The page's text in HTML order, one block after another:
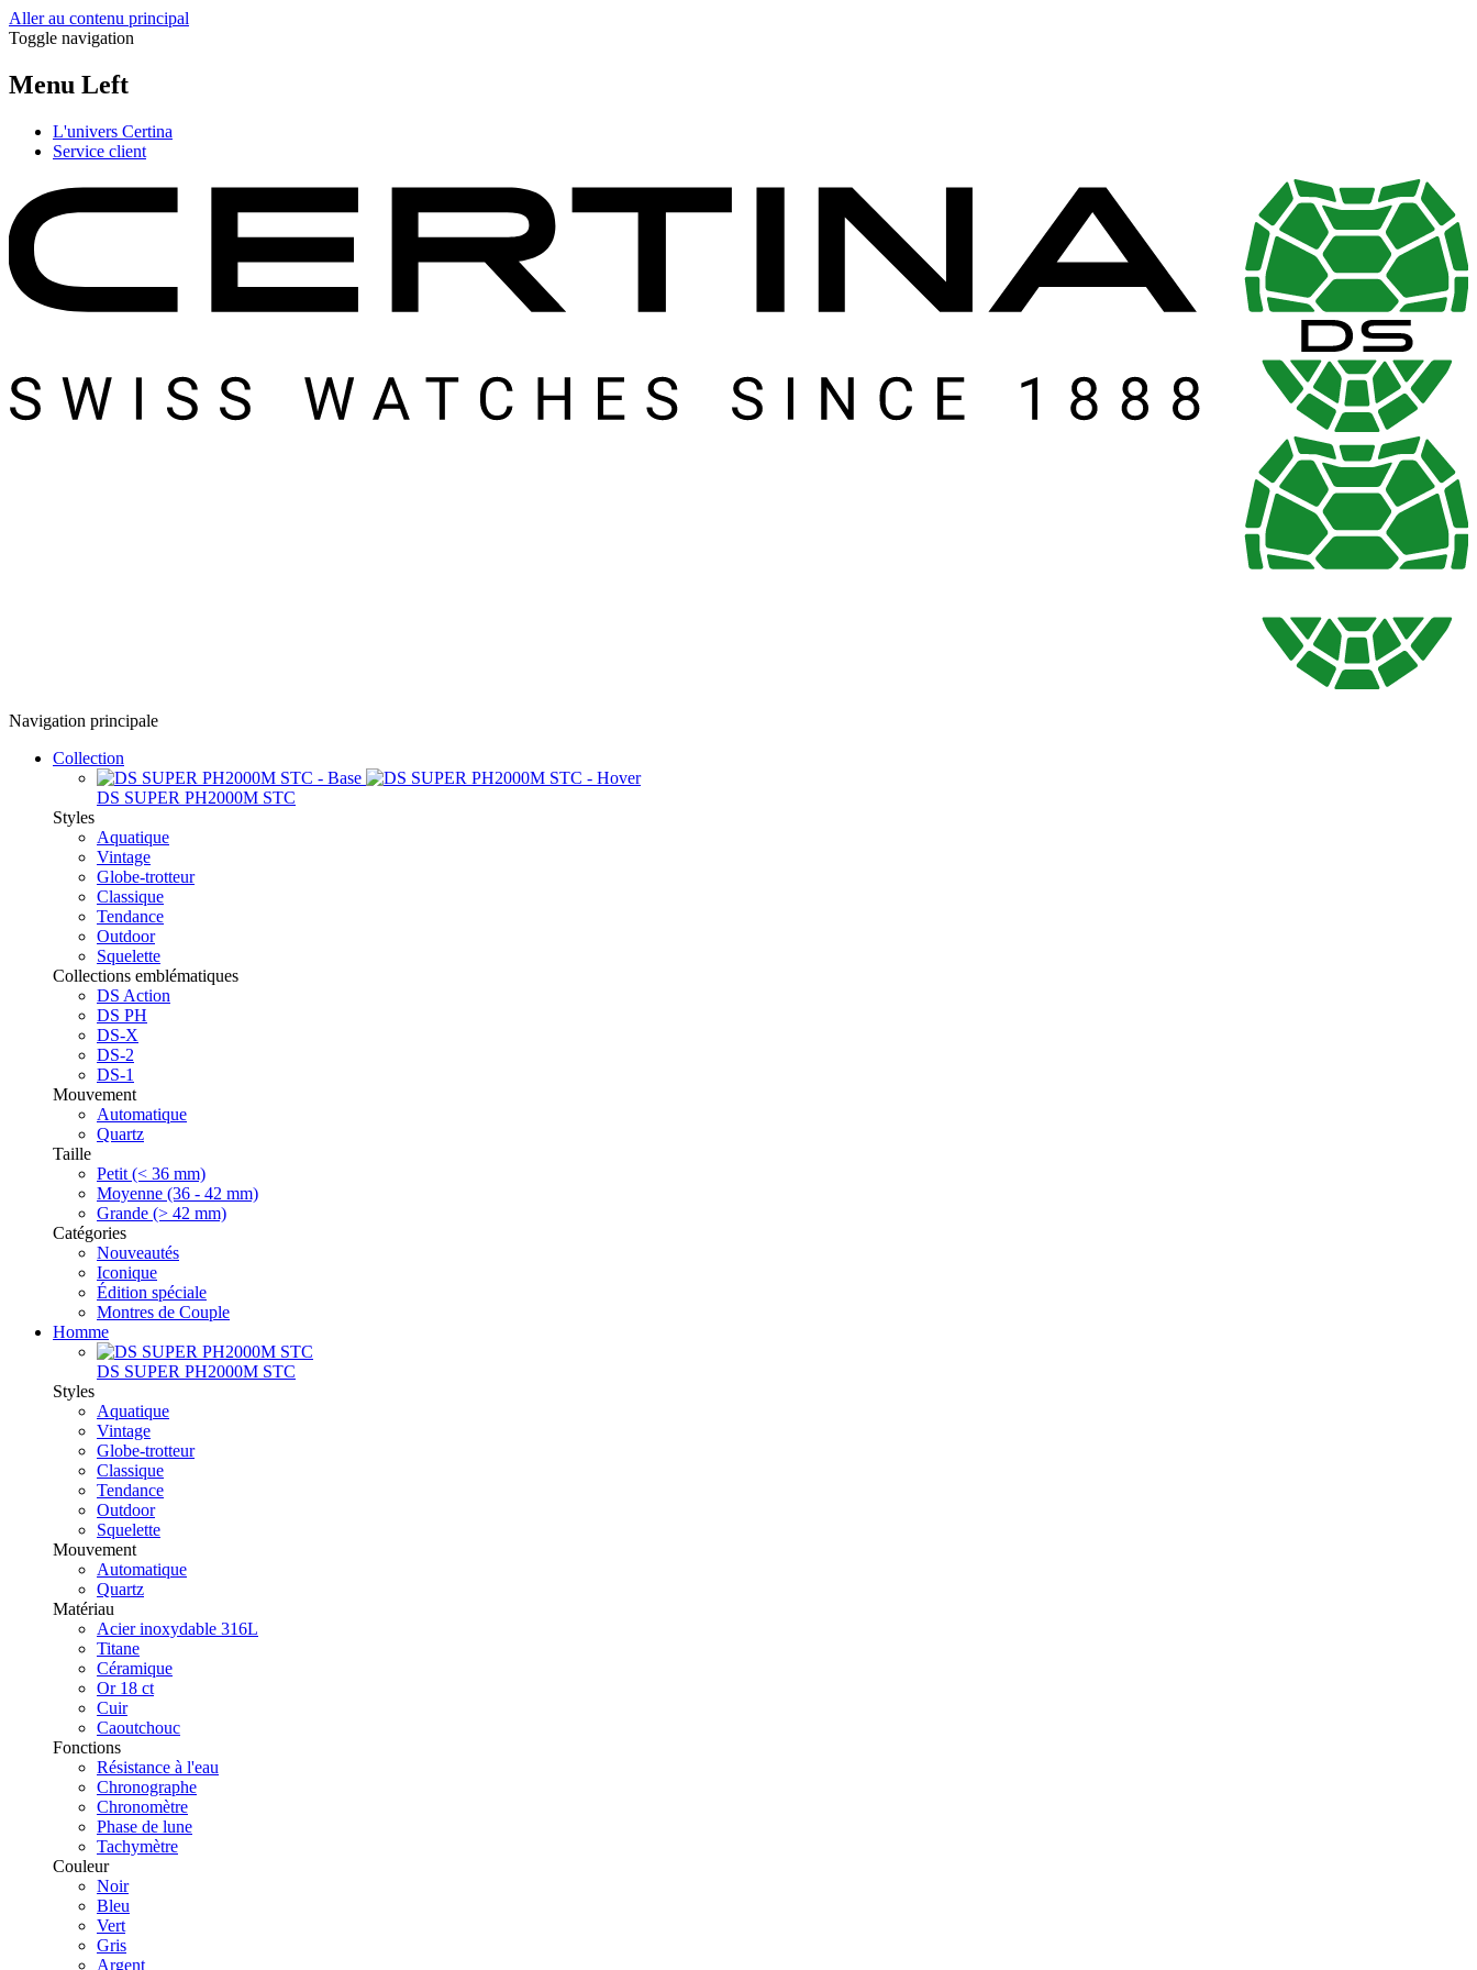
Aller au contenu principal
Toggle navigation
Menu Left
L'univers Certina
Service client
Navigation principale
Collection
DS SUPER PH2000M STC
Styles
Aquatique
Vintage
Globe-trotteur
Classique
Tendance
Outdoor
Squelette
Collections emblématiques
DS Action
DS PH
DS-X
DS-2
DS-1
Mouvement
Automatique
Quartz
Taille
Petit (< 36 mm)
Moyenne (36 - 42 mm)
Grande (> 42 mm)
Catégories
Nouveautés
Iconique
Édition spéciale
Montres de Couple
Homme
DS SUPER PH2000M STC
Styles
Aquatique
Vintage
Globe-trotteur
Classique
Tendance
Outdoor
Squelette
Mouvement
Automatique
Quartz
Matériau
Acier inoxydable 316L
Titane
Céramique
Or 18 ct
Cuir
Caoutchouc
Fonctions
Résistance à l'eau
Chronographe
Chronomètre
Phase de lune
Tachymètre
Couleur
Noir
Bleu
Vert
Gris
Argent